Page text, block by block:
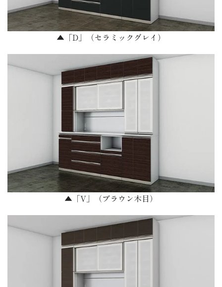
▲「D」（セラミックグレイ）
▲「V」（ブラウン木目）